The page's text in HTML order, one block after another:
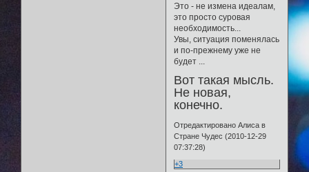
Это - не измена идеалам,
это просто суровая
необходимость...
Увы, ситуация поменялась
и по-прежнему уже не
будет ...
Вот такая мысль.
Не новая,
конечно.
Отредактировано Алиса в
Стране Чудес (2010-12-29
07:37:28)
+3